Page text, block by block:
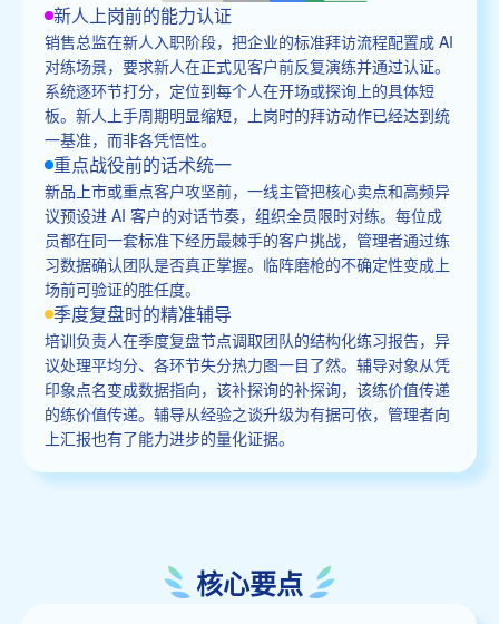
新人上岗前的能力认证
销售总监在新人入职阶段，把企业的标准拜访流程配置成 AI
对练场景，要求新人在正式见客户前反复演练并通过认证。
系统逐环节打分，定位到每个人在开场或探询上的具体短
板。新人上手周期明显缩短，上岗时的拜访动作已经达到统
一基准，而非各凭悟性。
重点战役前的话术统一
新品上市或重点客户攻坚前，一线主管把核心卖点和高频异
议预设进 AI 客户的对话节奏，组织全员限时对练。每位成
员都在同一套标准下经历最棘手的客户挑战，管理者通过练
习数据确认团队是否真正掌握。临阵磨枪的不确定性变成上
场前可验证的胜任度。
季度复盘时的精准辅导
培训负责人在季度复盘节点调取团队的结构化练习报告，异
议处理平均分、各环节失分热力图一目了然。辅导对象从凭
印象点名变成数据指向，该补探询的补探询，该练价值传递
的练价值传递。辅导从经验之谈升级为有据可依，管理者向
上汇报也有了能力进步的量化证据。
核心要点